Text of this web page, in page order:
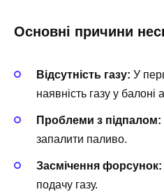
Основні причини
Відсутність газу: У
наявність газу у балоні
Проблеми з підпалом:
запалити паливо.
Засмічення форсунок:
подачу газу.